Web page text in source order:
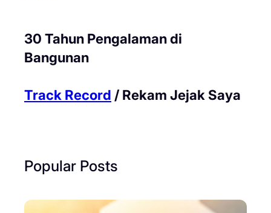
30 Tahun Pengalaman di
Bangunan
Track Record / Rekam Jejak Saya
Popular Posts